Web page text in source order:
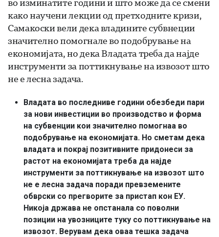
во изминатите години и што може да се смени
како научени лекции од претходните кризи,
Самакоски вели дека владините субвнеции
значително помогнале во подобрување на
економијата, но дека Владата треба да најде
инструменти за поттикнување на извозот што
не е лесна задача.
Владата во последниве години обезбеди пари
за нови инвестиции во производство и форма
на субвенции кои значително помогнаа во
подобрување на економијата. Но сметам дека
владата и покрај позитивните придонеси за
растот на економијата треба да најде
инструменти за поттикнување на извозот што
не е лесна задача поради превземените
обврски со прегворите за пристап кон ЕУ.
Никоја држава не опстанала со поволни
позиции на увозниците туку со поттикнување на
извозот. Верувам дека оваа тешка задача